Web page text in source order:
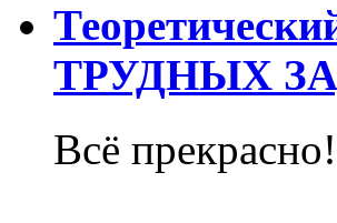
ТРУДНЫХ
Всё прекрасно!